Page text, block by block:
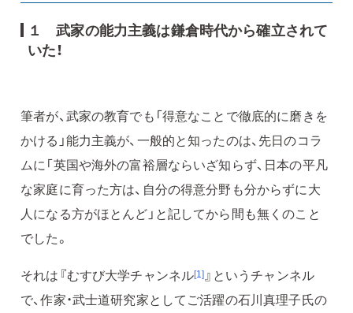
１ 武家の能力主義は鎌倉時代から確立されて
いた！
筆者が、武家の教育でも「得意なことで徹底的に磨きを
かける」能力主義が、一般的と知ったのは、先日のコラ
ムに「英国や海外の富裕層ならいざ知らず、日本の平凡
な家庭に育った方は、自分の得意分野も分からずに大
人になる方がほとんど」と記してから間も無くのこと
でした。
それは『むすび大学チャンネル[1]』というチャンネル
で、作家・武士道研究家としてご活躍の石川真理子氏の